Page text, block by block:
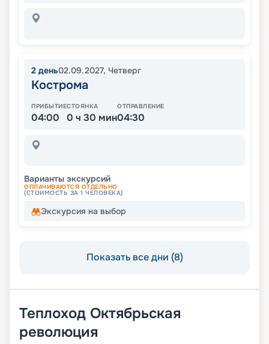
2 день02.09.2027, Четверг
Кострома
ПРИБЫТИЕ
04:00
СТОЯНКА
0 ч 30 мин
ОТПРАВЛЕНИЕ
04:30
Варианты экскурсий
ОПЛАЧИВАЮТСЯ ОТДЕЛЬНО
(СТОИМОСТЬ ЗА 1 ЧЕЛОВЕКА)
Экскурсия на выбор
Показать все дни (8)
Теплоход Октябрьская
революция